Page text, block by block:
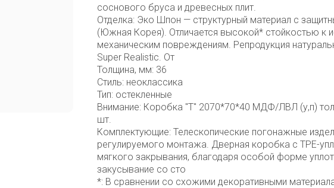
соснового бруса и древесных плит.
Отделка: Эко Шпон — структурный материал с
(Южная Корея). Отличается высокой* стойкостью к
механическим повреждениям. Репродукция
Super Realistic. От
Толщина, мм: 36
Стиль: неоклассика
Тип: остекленные
Внимание: Коробка "Т" 2070*70*40 МДФ/ЛВЛ (у,п)
шт.
Комплектующие: Телескопические погонажные
регулируемого монтажа. Дверная коробка с TPE-
мягкого закрывания, благодаря особой форме
закусывание со сто
*: В сравнении со схожими декоративными